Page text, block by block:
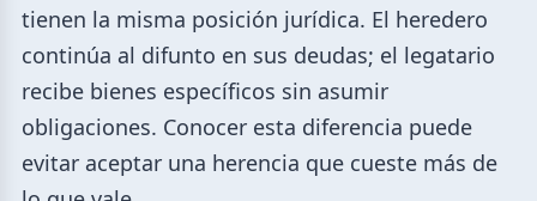
tienen la misma posición jurídica. El heredero
continúa al difunto en sus deudas; el legatario
recibe bienes específicos sin asumir
obligaciones. Conocer esta diferencia puede
evitar aceptar una herencia que cueste más de